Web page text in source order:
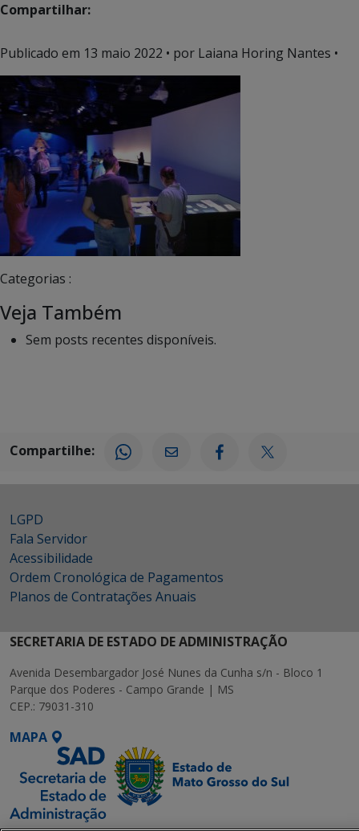
Compartilhar:
Publicado em 13 maio 2022 • por Laiana Horing Nantes •
Categorias :
Veja Também
Sem posts recentes disponíveis.
Compartilhe:
LGPD
Fala Servidor
Acessibilidade
Ordem Cronológica de Pagamentos
Planos de Contratações Anuais
SECRETARIA DE ESTADO DE ADMINISTRAÇÃO
Avenida Desembargador José Nunes da Cunha s/n - Bloco 1
Parque dos Poderes - Campo Grande | MS
CEP.: 79031-310
MAPA